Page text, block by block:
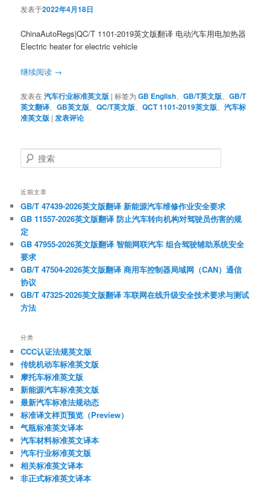
发表于2022年4月18日
ChinaAutoRegs|QC/T 1101-2019英文版翻译 电动汽车用电加热器
Electric heater for electric vehicle
继续阅读 →
发表在汽车行业标准英文版 |标签为 GB English 、GB/T英文版 、GB/T
英文翻译 、GB英文版 、QC/T英文版 、QCT 1101-2019英文版 、汽车标
准英文版 | 发表评论
搜
索
近期文章
GB/T 47439-2026英文版翻译 新能源汽车维修作业安全要求
GB 11557-2026英文版翻译 防止汽车转向机构对驾驶员伤害的规
定
GB 47955-2026英文版翻译 智能网联汽车 组合驾驶辅助系统安全
要求
GB/T 47504-2026英文版翻译 商用车控制器局域网（CAN）通信
协议
GB/T 47325-2026英文版翻译 车联网在线升级安全技术要求与测试
方法
分类
CCC认证法规英文版
传统机动车标准英文版
摩托车标准英文版
新能源汽车标准英文版
最新汽车标准法规动态
标准译文样页预览（Preview）
气瓶标准英文译本
汽车材料标准英文译本
汽车行业标准英文版
相关标准英文译本
非正式标准英文译本